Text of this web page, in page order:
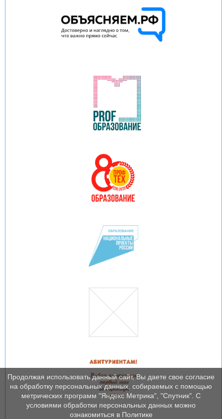
Продолжая использовать данный сайт, Вы даете свое согласие
на обработку персональных данных, собираемых с помощью
метрических программ "Яндекс Метрика", "Спутник". С
условиями обработки персональных данных можно
ознакомиться в Политике